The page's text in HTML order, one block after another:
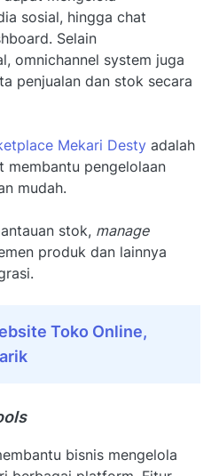
sosial, hingga chat
Selain
omnichannel system juga
penjualan dan stok secara
Mekari Desty adalah
membantu pengelolaan
mudah.
stok, manage
produk dan lainnya
Toko Online,
bisnis mengelola